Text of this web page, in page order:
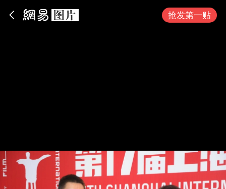
抢发第一贴